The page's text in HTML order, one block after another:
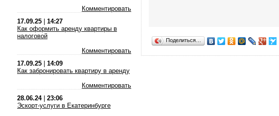
Комментировать
17.09.25
14:27
Как оформить аренду квартиры в
налоговой
Комментировать
17.09.25
14:09
Как забронировать квартиру в аренду
Комментировать
28.06.24| 23:06
Эскорт-услуги в Екатеринбурге
Поделиться…